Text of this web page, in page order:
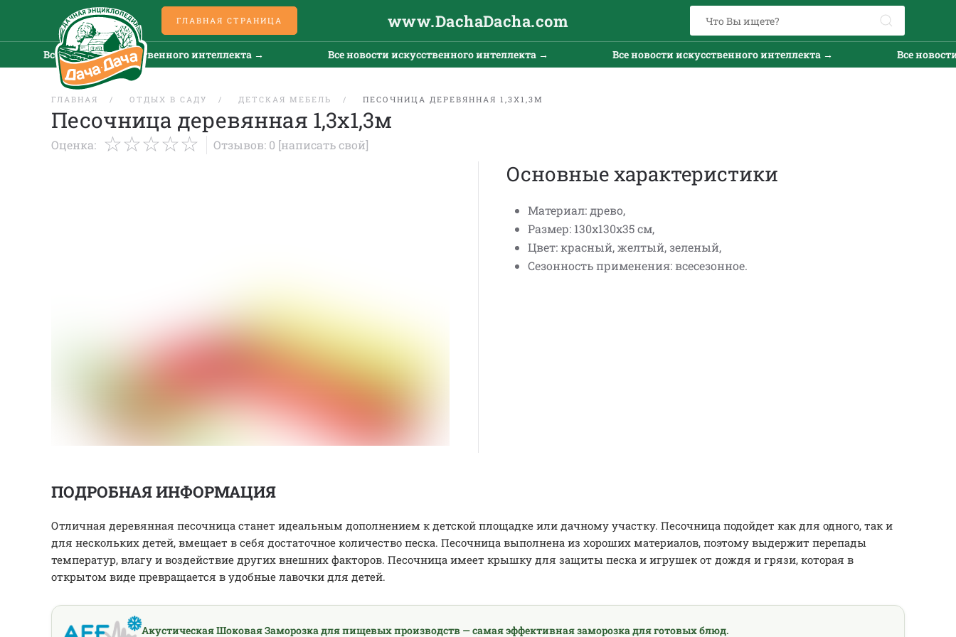
ГЛАВНАЯ СТРАНИЦА www.DachaDacha.com
Все новости искусственного интеллекта → Все новости искусственного интеллекта → Все новости искусственного интеллекта → Все новости
ГЛАВНАЯ ОТДЫХ В САДУ ДЕТСКАЯ МЕБЕЛЬ ПЕСОЧНИЦА ДЕРЕВЯННАЯ 1,3Х1,3М
Песочница деревянная 1,3х1,3м
Оценка: Отзывов: 0 [написать свой]
Основные характеристики
Материал: древо,
Размер: 130x130x35 см,
Цвет: красный, желтый, зеленый,
Сезонность применения: всесезонное.
ПОДРОБНАЯ ИНФОРМАЦИЯ
Отличная деревянная песочница станет идеальным дополнением к детской площадке или дачному участку. Песочница подойдет как для одного, так и
для нескольких детей, вмещает в себя достаточное количество песка. Песочница выполнена из хороших материалов, поэтому выдержит перепады
температур, влагу и воздействие других внешних факторов. Песочница имеет крышку для защиты песка и игрушек от дождя и грязи, которая в
открытом виде превращается в удобные лавочки для детей.
Акустическая Шоковая Заморозка для пищевых производств — самая эффективная заморозка для готовых блюд.